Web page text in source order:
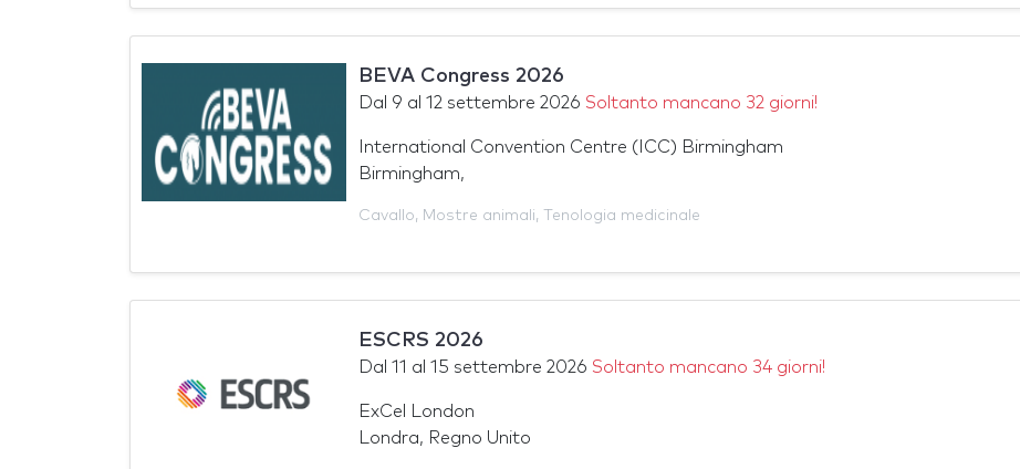
BEVA Congress 2026
Dal 9 al 12 settembre 2026 Soltanto mancano 32 giorni!
International Convention Centre (ICC) Birmingham
Birmingham,
Cavallo, Mostre animali, Tenologia medicinale
ESCRS 2026
Dal 11 al 15 settembre 2026 Soltanto mancano 34 giorni!
ExCel London
Londra, Regno Unito